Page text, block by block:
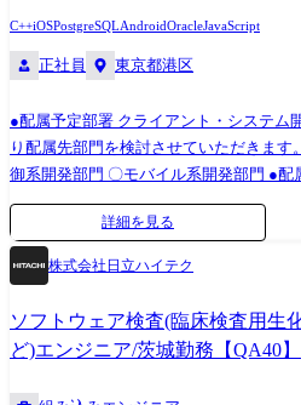
様々な業界の製品やシステム開発の上流
ックエンドの開発で力を発揮していただ
や制御系、AIや画像認識といった技術も
C++iOSPostgreSQLAndroidOracleJavaScript
正社員 東京都港区
●配属予定部署 クライアント・システム
り配属先部門を検討させていただきます。 〇業務系開発部門 〇組込み
御系開発部門 〇モバイル系開発部門 ●配属予定部署の特色 ※職務内容変
更の可能性:有 ※変更の範囲:会社の定める業務 〇業務系開発部門 大手企
業を中心に様々な業界の業務系システム
程までをご担当いただきます。 急激に成長してきており、優秀なリーダ
ーが多数在籍しております。 SIerを目指し、今の課題に全員で取組み、
日々改善していくことができる組織であり、 商売力のあるメンバ
緒に強みづくりを随時行っている勢いの
組込み制御系開発部門 カーナビ、車載ECU、医療機器、コピー機など、
詳細を見る
株式会社日立ハイテク
ソフトウェア検査(臨床検査用生
ど)エンジニア/茨城勤務【QA40】